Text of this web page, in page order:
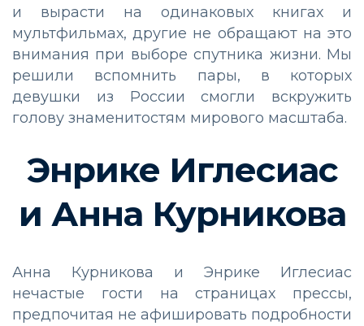
и вырасти на одинаковых книгах и
мультфильмах, другие не обращают на это
внимания при выборе спутника жизни. Мы
решили вспомнить пары, в которых
девушки из России смогли вскружить
голову знаменитостям мирового масштаба.
Энрике Иглесиас
и Анна Курникова
Анна Курникова и Энрике Иглесиас
нечастые гости на страницах прессы,
предпочитая не афишировать подробности